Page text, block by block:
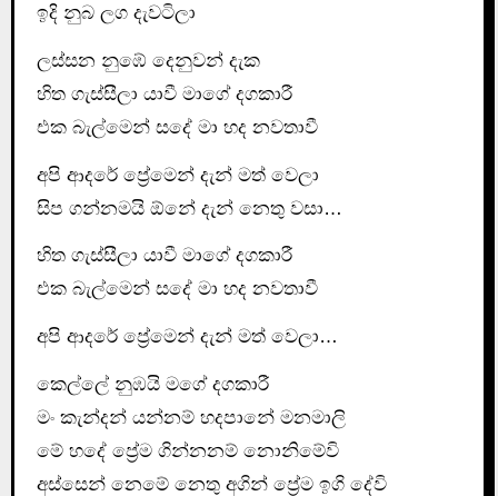
ඉදි නුබ ලග දැවටිලා
ලස්සන නුඹේ දෙනුවන් දැක
හිත ගැස්සීලා යාවී මාගේ දගකාරී
එක බැල්මෙන් සදේ මා හද නවතාවී
අපි ආදරේ ප්‍රේමෙන් දැන් මත් වෙලා
සිප ගන්නමයි ඕනේ දැන් නෙතු වසා…
හිත ගැස්සීලා යාවී මාගේ දගකාරී
එක බැල්මෙන් සදේ මා හද නවතාවී
අපි ආදරේ ප්‍රේමෙන් දැන් මත් වෙලා…
කෙල්ලේ නුඹයි මගේ දගකාරී
මං කැන්දන් යන්නම් හදපානේ මනමාලි
මේ හදේ ප්‍රේම ගින්නනම් නොනිමේවි
අස්සෙන් නෙමේ නෙතු අගින් ප්‍රේම ඉගි දේවි